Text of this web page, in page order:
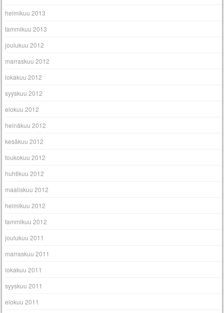
helmikuu 2013
tammikuu 2013
joulukuu 2012
marraskuu 2012
lokakuu 2012
syyskuu 2012
elokuu 2012
heinäkuu 2012
kesäkuu 2012
toukokuu 2012
huhtikuu 2012
maaliskuu 2012
helmikuu 2012
tammikuu 2012
joulukuu 2011
marraskuu 2011
lokakuu 2011
syyskuu 2011
elokuu 2011